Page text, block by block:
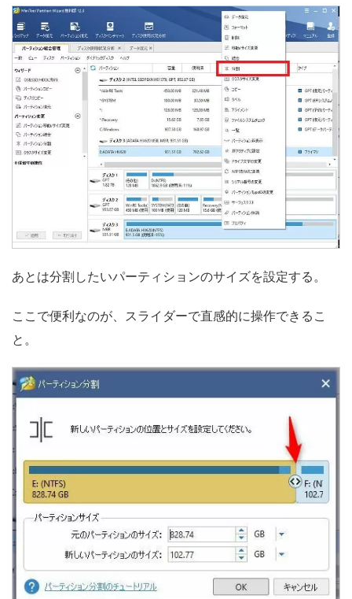
あとは分割したいパーティションのサイズを設定する。
ここで便利なのが、スライダーで直感的に操作できるこ
と。